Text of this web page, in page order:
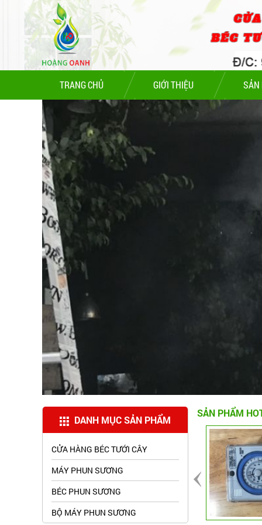
TRANG CHỦ GIỚI THIỆU SẢN
DANH MỤC SẢN PHẨM
CỬA HÀNG BÉC TƯỚI CÂY
MÁY PHUN SƯƠNG
BÉC PHUN SƯƠNG
BỘ MÁY PHUN SƯƠNG
SẢN PHẨM
ĐẶT HÀNG ĐẶT
Bộ béc phun sương giữa
Giá : 20,000 VNĐ
HẸN GIỜ - TIMER CƠ TB 35-N
Giá :
Béc phun sương tưới lan đầu đồng 4
hướng
Giá : 25,000 VNĐ